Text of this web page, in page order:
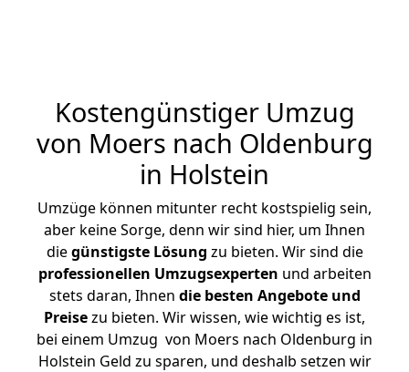
Kostengünstiger Umzug
von Moers nach Oldenburg
in Holstein
Umzüge können mitunter recht kostspielig sein,
aber keine Sorge, denn wir sind hier, um Ihnen
diegünstigste Lösung zu bieten. Wir sind die
professionellen Umzugsexperten und arbeiten
stets daran, Ihnen die besten Angebote und
Preisezu bieten. Wir wissen, wie wichtig es ist,
bei einem Umzug von Moers nach Oldenburg in
Holstein Geld zu sparen, und deshalb setzen wir